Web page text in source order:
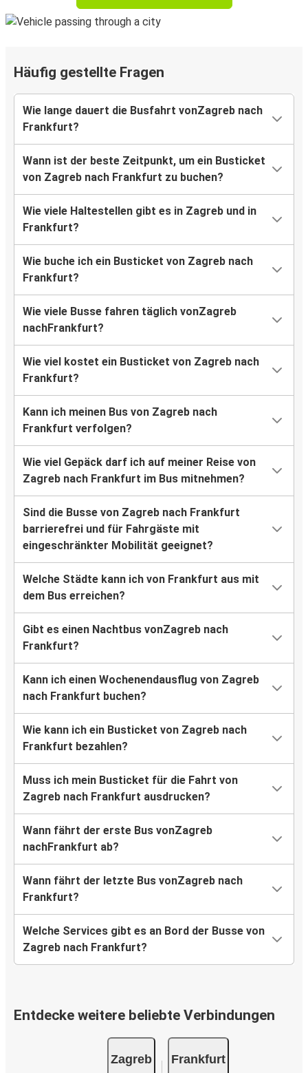
Häufig gestellte Fragen
Wie lange dauert die Busfahrt vonZagreb nach
Frankfurt?
Wann ist der beste Zeitpunkt, um ein Busticket
von Zagreb nach Frankfurt zu buchen?
Wie viele Haltestellen gibt es in Zagreb und in
Frankfurt?
Wie buche ich ein Busticket von Zagreb nach
Frankfurt?
Wie viele Busse fahren täglich vonZagreb
nachFrankfurt?
Wie viel kostet ein Busticket von Zagreb nach
Frankfurt?
Kann ich meinen Bus von Zagreb nach
Frankfurt verfolgen?
Wie viel Gepäck darf ich auf meiner Reise von
Zagreb nach Frankfurt im Bus mitnehmen?
Sind die Busse von Zagreb nach Frankfurt
barrierefrei und für Fahrgäste mit
eingeschränkter Mobilität geeignet?
Welche Städte kann ich von Frankfurt aus mit
dem Bus erreichen?
Gibt es einen Nachtbus vonZagreb nach
Frankfurt?
Kann ich einen Wochenendausflug von Zagreb
nach Frankfurt buchen?
Wie kann ich ein Busticket von Zagreb nach
Frankfurt bezahlen?
Muss ich mein Busticket für die Fahrt von
Zagreb nach Frankfurt ausdrucken?
Wann fährt der erste Bus vonZagreb
nachFrankfurt ab?
Wann fährt der letzte Bus vonZagreb nach
Frankfurt?
Welche Services gibt es an Bord der Busse von
Zagreb nach Frankfurt?
Entdecke weitere beliebte Verbindungen
Zagreb Frankfurt